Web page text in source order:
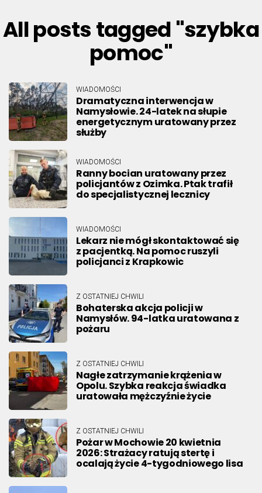
All posts tagged "szybka
pomoc"
WIADOMOŚCI
Dramatyczna interwencja w
Namysłowie. 24-latek na słupie
energetycznym uratowany przez
służby
WIADOMOŚCI
Ranny bocian uratowany przez
policjantów z Ozimka. Ptak trafił
do specjalistycznej lecznicy
WIADOMOŚCI
Lekarz nie mógł skontaktować się
z pacjentką. Na pomoc ruszyli
policjanci z Krapkowic
Z OSTATNIEJ CHWILI
Bohaterska akcja policji w
Namysłów. 94-latka uratowana z
pożaru
Z OSTATNIEJ CHWILI
Nagłe zatrzymanie krążenia w
Opolu. Szybka reakcja świadka
uratowała mężczyźnie życie
Z OSTATNIEJ CHWILI
Pożar w Mochowie 20 kwietnia
2026: Strażacy ratują stertę i
ocalają życie 4-tygodniowego lisa